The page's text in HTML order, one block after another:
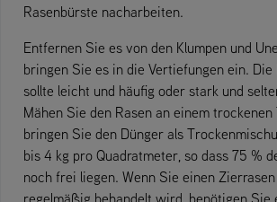
Rasenbürste nacharbeiten.
Entfernen Sie es von den Klumpen und
bringen Sie es in die Vertiefungen ein. Die
sollte leicht und häufig oder stark und
Mähen Sie den Rasen an einem trockenen
bringen Sie den Dünger als
bis 4 kg pro Quadratmeter, so dass 75 %
noch frei liegen. Wenn Sie einen
regelmäßig behandelt wird, benötigen Sie